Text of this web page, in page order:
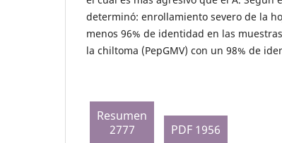
determinó: enrollamiento severo de la
menos 96% de identidad en las
la chiltoma (PepGMV) con un 98% de
Resumen
2777
PDF 1956